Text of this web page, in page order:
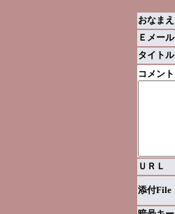
おなまえ
Ｅメール
タイトル
コメント
ＵＲＬ
添付File